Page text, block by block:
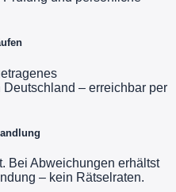
– erreichbar per
Bei Abweichungen erhältst
– kein Rätselraten.